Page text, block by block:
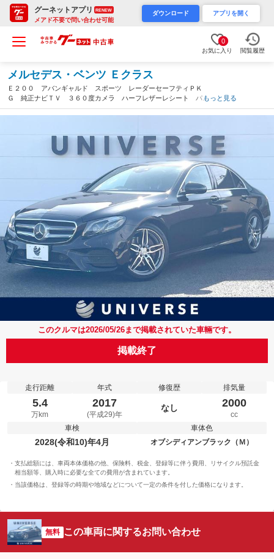
グーネットアプリ RENEW
メアド不要で問い合わせ可能
ダウンロード アプリを開く
0
お気に入り 閲覧履歴
メルセデス・ベンツ Ｅクラス
Ｅ２００ アバンギャルド スポーツ レーダーセーフティＰＫ
Ｇ 純正ナビＴＶ ３６０度カメラ ハーフレザーレシート パワ
ーシート・ヒーター マルチビームＬＥＤヘッドライト 純正１９
インチアルミ パーキングパイロット ＥＴＣ 禁煙車（千葉県）
もっと見る
このクルマは2026/05/26まで掲載されていた車輛です。
掲載終了
走行距離
5.4
万km
年式
2017
(平成29)年
修復歴
なし
排気量
2000
cc
車検
2028(令和10)年4月
車体色
オブシディアンブラック（Ｍ）
支払総額には、車両本体価格の他、保険料、税金、登録等に伴う費用、リサイクル預託金
相当額等、購入時に必要な全ての費用が含まれています。
当該価格は、登録等の時期や地域などについて一定の条件を付した価格になります。
無料 この車両に関するお問い合わせ